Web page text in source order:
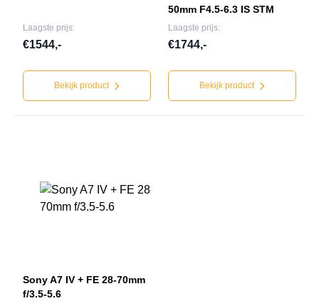
Laagste prijs:
€1544,-
Bekijk product
50mm F4.5-6.3 IS STM
Laagste prijs:
€1744,-
Bekijk product
Sony A7 IV + FE 28-70mm
f/3.5-5.6